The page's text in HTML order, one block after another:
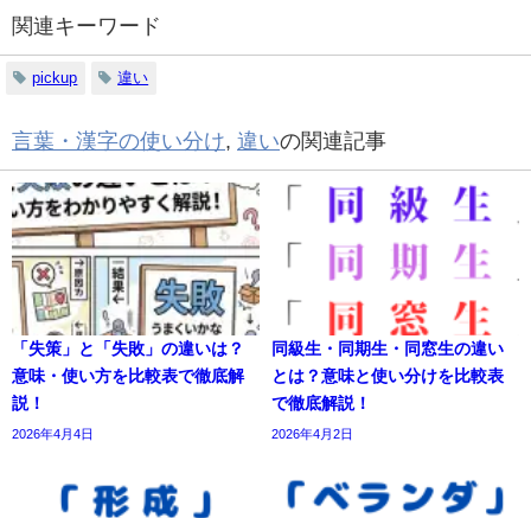
関連キーワード
pickup 違い
言葉・漢字の使い分け, 違いの関連記事
「失策」と「失敗」の違いは？
意味・使い方を比較表で徹底解
説！
2026年4月4日
同級生・同期生・同窓生の違い
とは？意味と使い分けを比較表
で徹底解説！
2026年4月2日